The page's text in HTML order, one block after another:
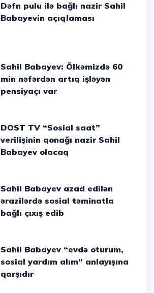
Dəfn pulu ilə bağlı nazir Sahil
Babayevin açıqlaması
Sahil Babayev: Ölkəmizdə 60
min nəfərdən artıq işləyən
pensiyaçı var
DOST TV “Sosial saat”
verilişinin qonağı nazir Sahil
Babayev olacaq
Sahil Babayev azad edilən
ərazilərdə sosial təminatla
bağlı çıxış edib
Sahil Babayev “evdə oturum,
sosial yardım alım” anlayışına
qarşıdır